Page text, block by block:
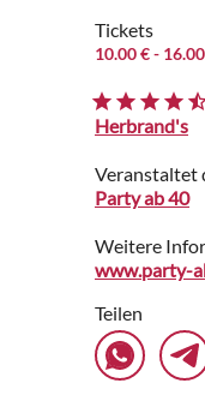
Tickets
10.00 €-
Herbrand's
Veranstaltet
Party ab 40
Weitere
www.party-
Teilen